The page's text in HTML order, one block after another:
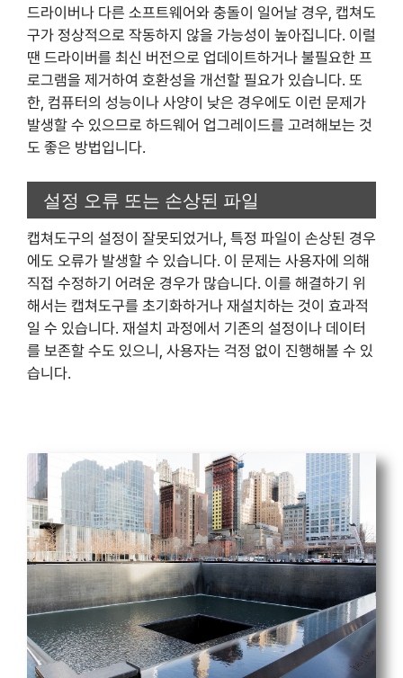
드라이버나 다른 소프트웨어와 충돌이 일어날 경우, 캡쳐도
구가 정상적으로 작동하지 않을 가능성이 높아집니다. 이럴
땐 드라이버를 최신 버전으로 업데이트하거나 불필요한 프
로그램을 제거하여 호환성을 개선할 필요가 있습니다. 또
한, 컴퓨터의 성능이나 사양이 낮은 경우에도 이런 문제가
발생할 수 있으므로 하드웨어 업그레이드를 고려해보는 것
도 좋은 방법입니다.
설정 오류 또는 손상된 파일
캡쳐도구의 설정이 잘못되었거나, 특정 파일이 손상된 경우
에도 오류가 발생할 수 있습니다. 이 문제는 사용자에 의해
직접 수정하기 어려운 경우가 많습니다. 이를 해결하기 위
해서는 캡쳐도구를 초기화하거나 재설치하는 것이 효과적
일 수 있습니다. 재설치 과정에서 기존의 설정이나 데이터
를 보존할 수도 있으니, 사용자는 걱정 없이 진행해볼 수 있
습니다.